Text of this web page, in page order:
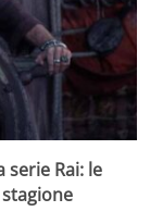
serie Rai: le